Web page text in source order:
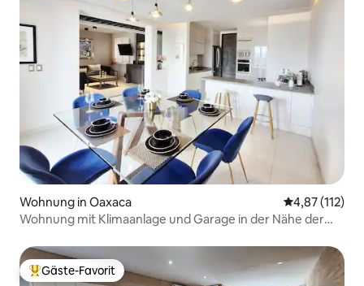
Wohnung in Oaxaca
4,87 (112)
Wohnung mit Klimaanlage und Garage in der Nähe der
Beliebter Gäste-Favorit.
Gäste-Favorit